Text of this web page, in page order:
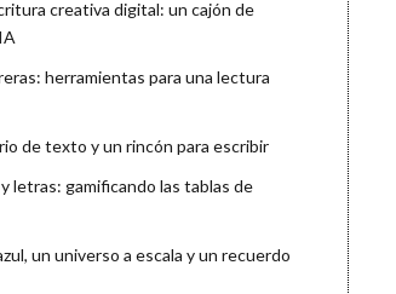
creativa digital: un cajón de
herramientas para una lectura
de texto y un rincón para escribir
letras: gamificando las tablas de
un universo a escala y un recuerdo